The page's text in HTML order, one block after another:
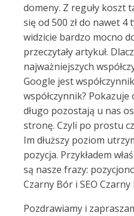
domeny. Z reguły koszt
się od 500 zł do nawet 4
widzicie bardzo mocno
przeczytały artykuł.
najważniejszych
Google jest
współczynnik?
długo pozostają u nas
stronę. Czyli po prostu
Im dłuższy poziom
pozycja. Przykładem
są nasze frazy:
Czarny Bór i SEO Czarny
Pozdrawiamy i